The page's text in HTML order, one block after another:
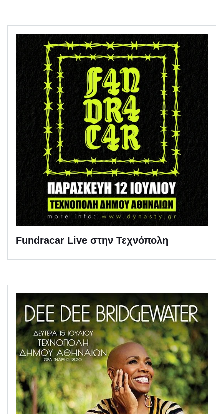
Fundracar Live στην Τεχνόπολη